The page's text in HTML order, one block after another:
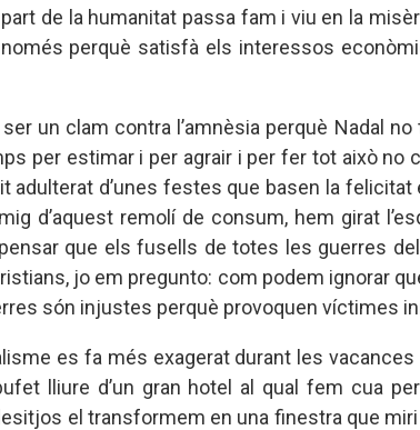
de la humanitat passa fam i viu en la
perquè satisfà els interessos
un clam contra l’amnèsia perquè Nadal
per estimar i per agrair i per fer tot això no
adulterat d’unes festes que basen la
d’aquest remolí de consum, hem girat
que els fusells de totes les guerres
jo em pregunto: com podem ignorar
són injustes perquè provoquen víctimes
es fa més exagerat durant les vacances
lliure d’un gran hotel al qual fem cua
el transformem en una finestra que miri